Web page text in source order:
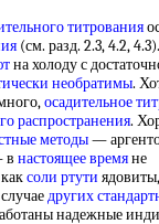
титрования
(см. разд. 2.3, 4.2,
на холоду с
необратимы.
осадительное
распространения.
методы—
в настоящее времяне
соли ртути
других
надежные